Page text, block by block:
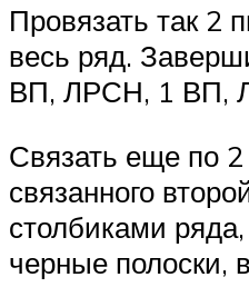
Провязать так 2
весь ряд.
ВП, ЛРСН, 1 ВП,
Связать еще по
связанного
столбиками
черные полоски,